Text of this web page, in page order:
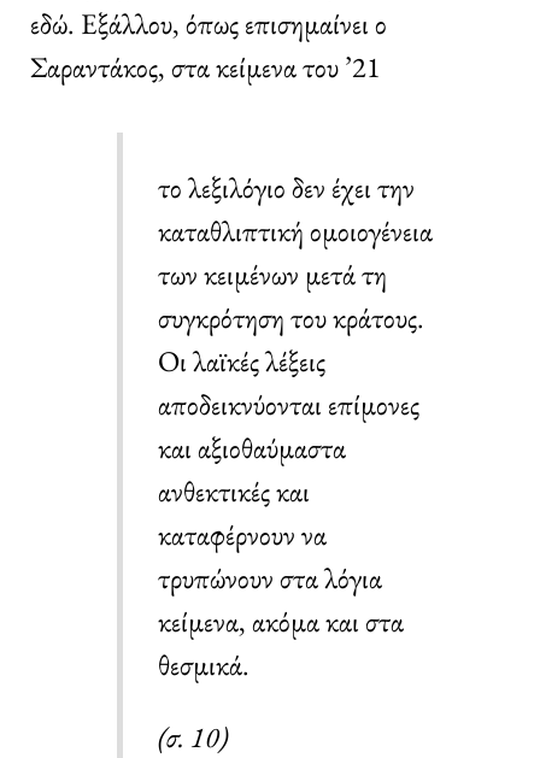
εδώ. Εξάλλου, όπως επισημαίνει ο
Σαραντάκος, στα κείμενα του ’21
το λεξιλόγιο δεν έχει την
καταθλιπτική ομοιογένεια
των κειμένων μετά τη
συγκρότηση του κράτους.
Οι λαϊκές λέξεις
αποδεικνύονται επίμονες
και αξιοθαύμαστα
ανθεκτικές και
καταφέρνουν να
τρυπώνουν στα λόγια
κείμενα, ακόμα και στα
θεσμικά.
(σ. 10)